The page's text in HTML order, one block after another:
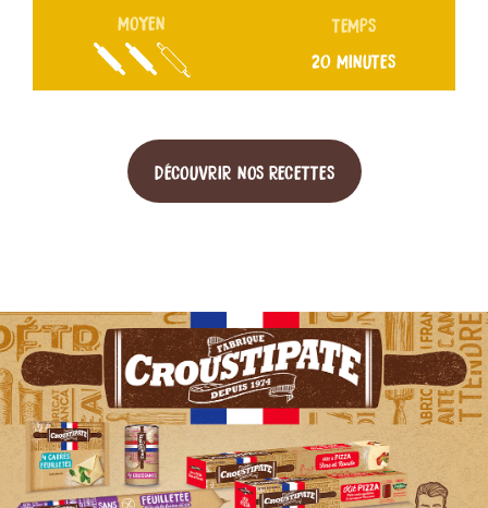
MOYEN TEMPS
20 MINUTES
DÉCOUVRIR NOS RECETTES